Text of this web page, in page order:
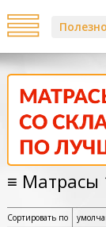
≡ Матрасы
Сортировать по